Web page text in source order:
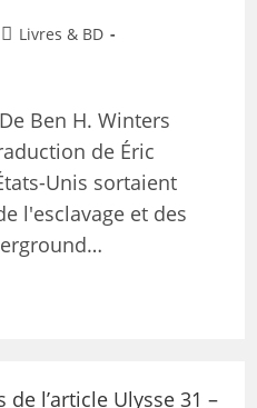
Livres & BD
Ben H. Winters
de Éric
Unis sortaient
l'esclavage et des